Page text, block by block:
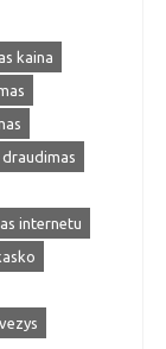
kaina
draudimas
internetu